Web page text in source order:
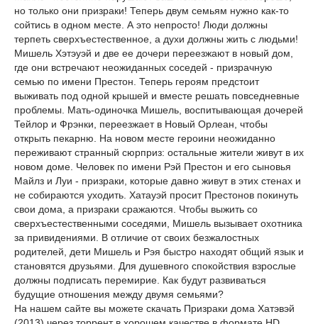
но только они призраки! Теперь двум семьям нужно как-то
сойтись в одном месте. А это непросто! Люди должны
терпеть сверхъестественное, а духи должны жить с людьми!
Мишель Хэтэуэй и две ее дочери переезжают в новый дом,
где они встречают неожиданных соседей - призрачную
семью по имени Престон. Теперь героям предстоит
выживать под одной крышей и вместе решать повседневные
проблемы. Мать-одиночка Мишель, воспитывающая дочерей
Тейлор и Фрэнки, переезжает в Новый Орлеан, чтобы
открыть пекарню. На новом месте героини неожиданно
переживают странный сюрприз: остальные жители живут в их
новом доме. Человек по имени Рэй Престон и его сыновья
Майлз и Луи - призраки, которые давно живут в этих стенах и
не собираются уходить. Хатауэй просит Престонов покинуть
свои дома, а призраки сражаются. Чтобы выжить со
сверхъестественными соседями, Мишель вызывает охотника
за привидениями. В отличие от своих безжалостных
родителей, дети Мишель и Рэя быстро находят общий язык и
становятся друзьями. Для душевного спокойствия взрослые
должны подписать перемирие. Как будут развиваться
будущие отношения между двумя семьями?
На нашем сайте вы можете скачать Призраки дома Хатэвэй